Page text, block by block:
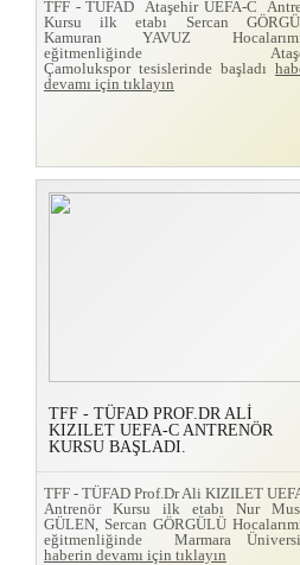
TFF - TÜFAD Ataşehir UEFA-C
Kursu ilk etabı Sercan
Kamuran YAVUZ
eğitmenliğinde
Çamolukspor tesislerinde başladı
devamı için tıklayın
TFF - TÜFAD PROF.DR ALİ
KIZILET UEFA-C ANTRENÖR
KURSU BAŞLADI.
TFF - TÜFAD Prof.Dr Ali KIZILET
Antrenör Kursu ilk etabı Nur
GÜLEN, Sercan GÖRGÜLÜ
eğitmenliğinde Marmara
haberin devamı için tıklayın